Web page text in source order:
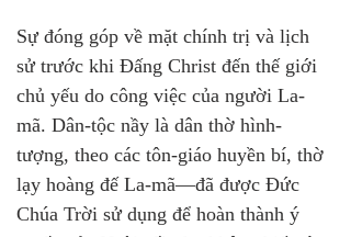
Sự đóng góp về mặt chính trị và lịch
sử trước khi Đấng Christ đến thế giới
chủ yếu do công việc của người La-
mã. Dân-tộc nầy là dân thờ hình-
tượng, theo các tôn-giáo huyền bí, thờ
lạy hoàng đế La-mã—đã được Đức
Chúa Trời sử dụng để hoàn thành ý